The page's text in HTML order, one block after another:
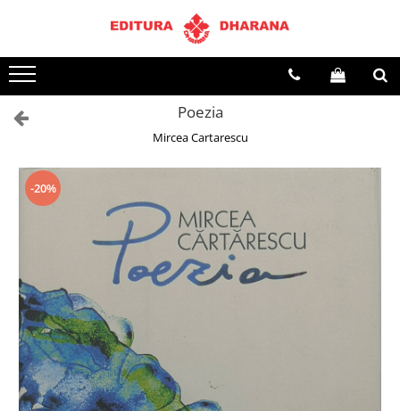
Toate Produsele
CARTI EDITURA DHARANA
OFERTE LA PACHET
Terapii
Dietoterapie
Dezvoltare personala
AUDIOBOOK
Business, Economie
Carti pentru copii
Diverse
Filosofie
Istorie
Poezia
Mircea Cartarescu
-20%